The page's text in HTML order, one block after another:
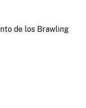
de los Brawling